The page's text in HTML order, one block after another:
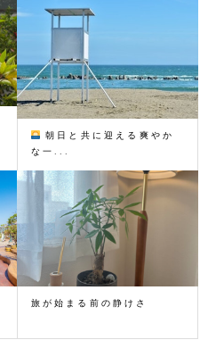
朝日と共に迎える爽やか
な一...
旅が始まる前の静けさ